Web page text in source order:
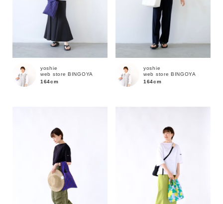
yoshie
web store BINGOYA
164cm
yoshie
web store BINGOYA
164cm